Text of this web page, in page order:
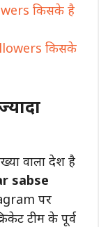
किसके है
किसके
वाला देश है
sabse
पर
टीम के पूर्व